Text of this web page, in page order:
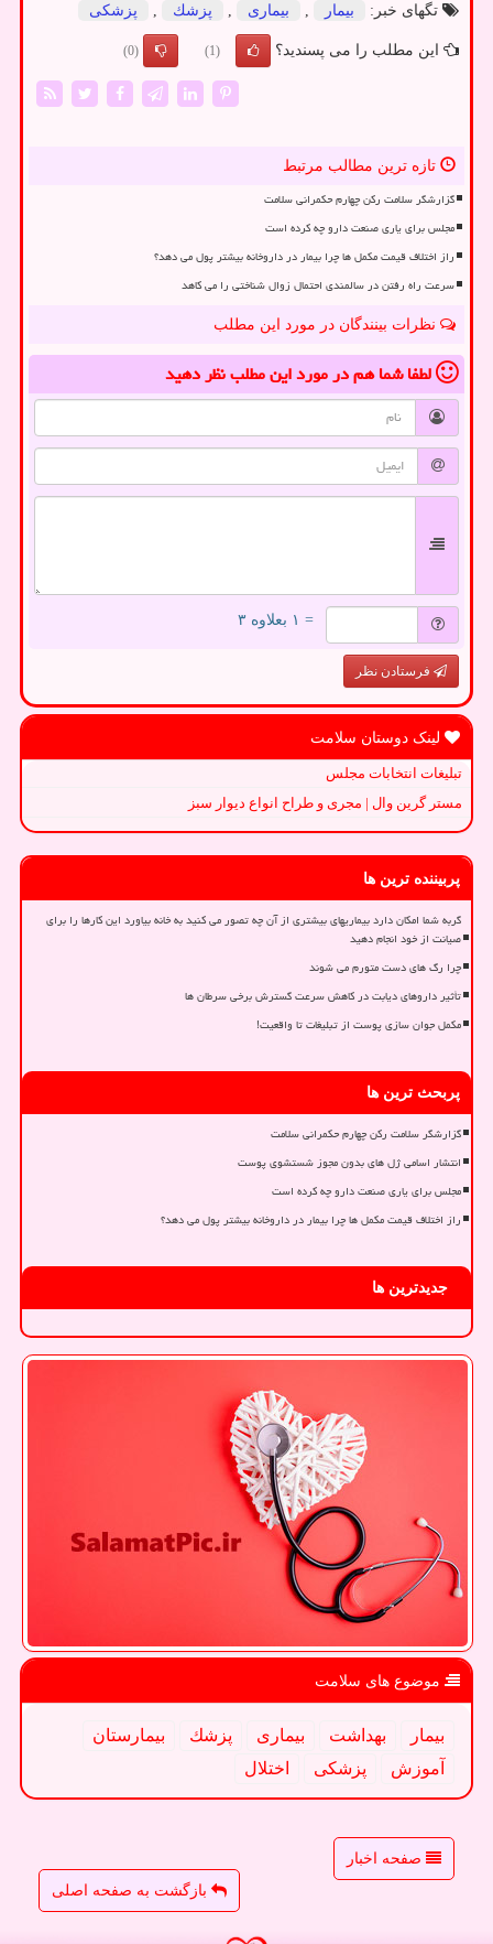
تگهای خبر:
بیمار بیماری پزشك پزشكی
این مطلب را می پسندید؟ (1)
(0)
تازه ترین مطالب مرتبط
گزارشگر سلامت رکن چهارم حکمرانی سلامت
مجلس برای یاری صنعت دارو چه کرده است
راز اختلاف قیمت مکمل ها چرا بیمار در داروخانه بیشتر پول می دهد؟
سرعت راه رفتن در سالمندی احتمال زوال شناختی را می کاهد
نظرات بینندگان در مورد این مطلب
لطفا شما همدر مورد این مطلبنظر دهید
= ۱ بعلاوه ۳
فرستادن نظر
لینک دوستان سلامت
تبلیغات انتخابات مجلس
مستر گرین وال | مجری و طراح انواع دیوار سبز
پربیننده ترین ها
گربه شما امکان دارد بیماریهای بیشتری از آن چه تصور می کنید به خانه بیاورد این کارها را برای
صیانت از خود انجام دهید
چرا رگ های دست متورم می شوند
تأثیر داروهای دیابت در کاهش سرعت گسترش برخی سرطان ها
مکمل جوان سازی پوست از تبلیغات تا واقعیت!
پربحث ترین ها
گزارشگر سلامت رکن چهارم حکمرانی سلامت
انتشار اسامی ژل های بدون مجوز شستشوی پوست
مجلس برای یاری صنعت دارو چه کرده است
راز اختلاف قیمت مکمل ها چرا بیمار در داروخانه بیشتر پول می دهد؟
جدیدترین ها
موضوع های سلامت
بیمار بهداشت بیماری پزشك
بیمارستان
آموزش
پزشكی اختلال
صفحه اخبار
بازگشت به صفحه اصلی